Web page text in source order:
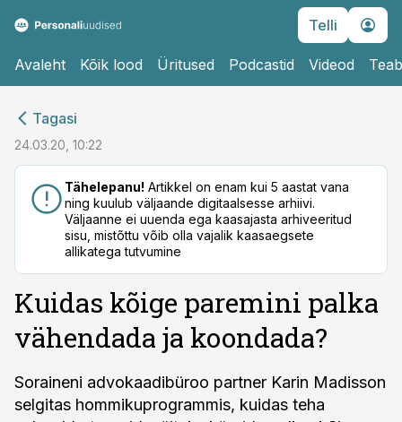
Telli
Avaleht Kõik lood Üritused Podcastid Videod
Tagasi
24.03.20, 10:22
Tähelepanu! Artikkel on enam kui 5 aastat vana
ning kuulub väljaande digitaalsesse arhiivi.
Väljaanne ei uuenda ega kaasajasta arhiveeritud
sisu, mistõttu võib olla vajalik kaasaegsete
allikatega tutvumine
Kuidas kõige paremini palka
vähendada ja koondada?
Soraineni advokaadibüroo partner Karin Madisson
selgitas hommikuprogrammis, kuidas teha